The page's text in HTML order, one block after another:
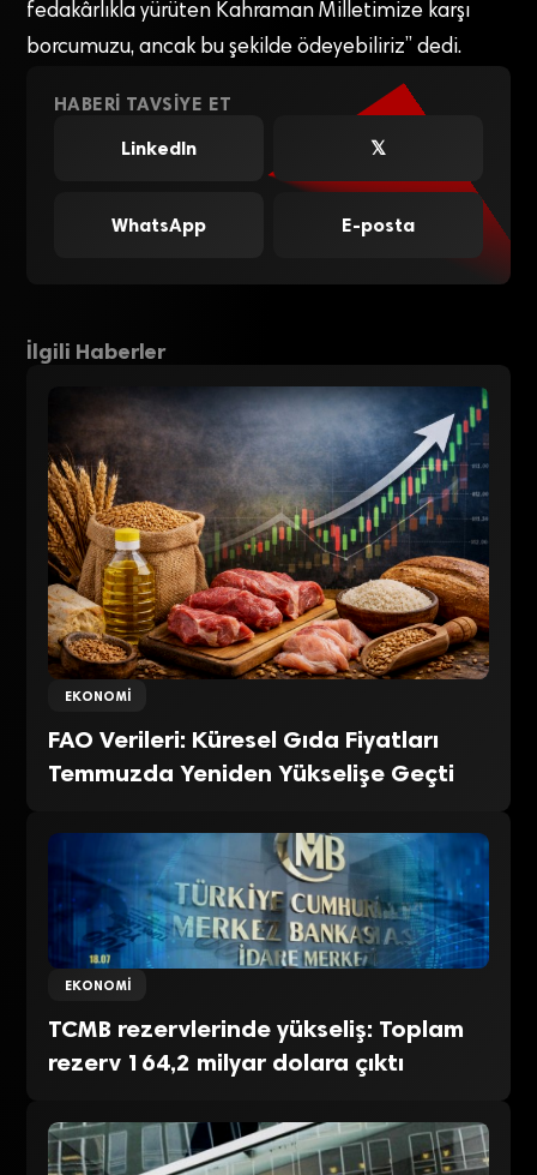
fedakârlıkla yürüten Kahraman Milletimize karşı
borcumuzu, ancak bu şekilde ödeyebiliriz” dedi.
HABERI TAVSIYE ET
LinkedIn
𝕏
WhatsApp E-posta
İlgili Haberler
EKONOMI
FAO Verileri: Küresel Gıda Fiyatları
Temmuzda Yeniden Yükselişe Geçti
EKONOMI
TCMB rezervlerinde yükseliş: Toplam
rezerv 164,2 milyar dolara çıktı